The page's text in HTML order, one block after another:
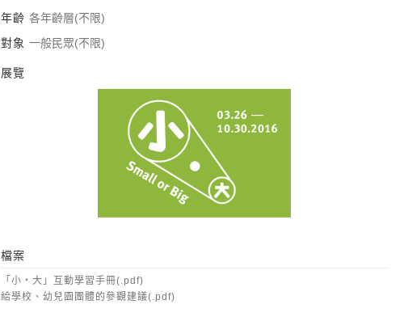
年齡 各年齡層(不限)
對象 一般民眾(不限)
展覽
檔案
「小‧大」互動學習手冊(.pdf)
給學校、幼兒園團體的參觀建議(.pdf)